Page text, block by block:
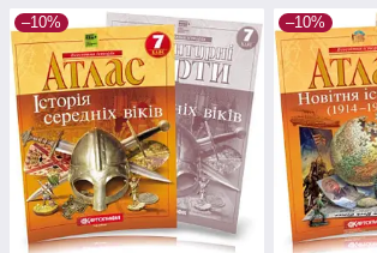
–10% –10%